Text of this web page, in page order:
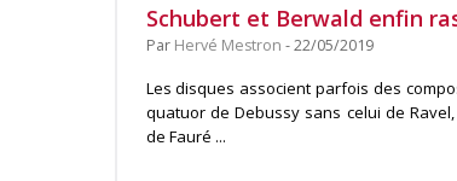
Schubert et Berwald enfin
Par Hervé Mestron - 22/05/2019
Les disques associent parfois des
quatuor de Debussy sans celui de
de Fauré ...